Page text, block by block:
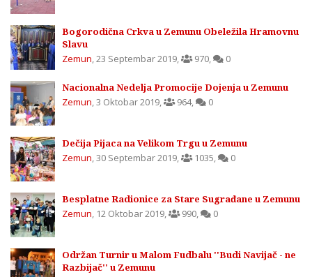
Bogorodična Crkva u Zemunu Obeležila Hramovnu
Slavu
Zemun,23 Septembar 2019, 970, 0
Nacionalna Nedelja Promocije Dojenja u Zemunu
Zemun,3 Oktobar 2019, 964, 0
Dečija Pijaca na Velikom Trgu u Zemunu
Zemun,30 Septembar 2019, 1035, 0
Besplatne Radionice za Stare Sugrađane u Zemunu
Zemun, 12 Oktobar 2019, 990, 0
Održan Turnir u Malom Fudbalu ''Budi Navijač - ne
Razbijač'' u Zemunu